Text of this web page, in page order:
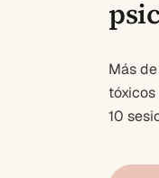
Más
10